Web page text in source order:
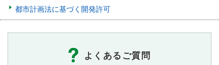
都市計画法に基づく開発許可
よくあるご質問